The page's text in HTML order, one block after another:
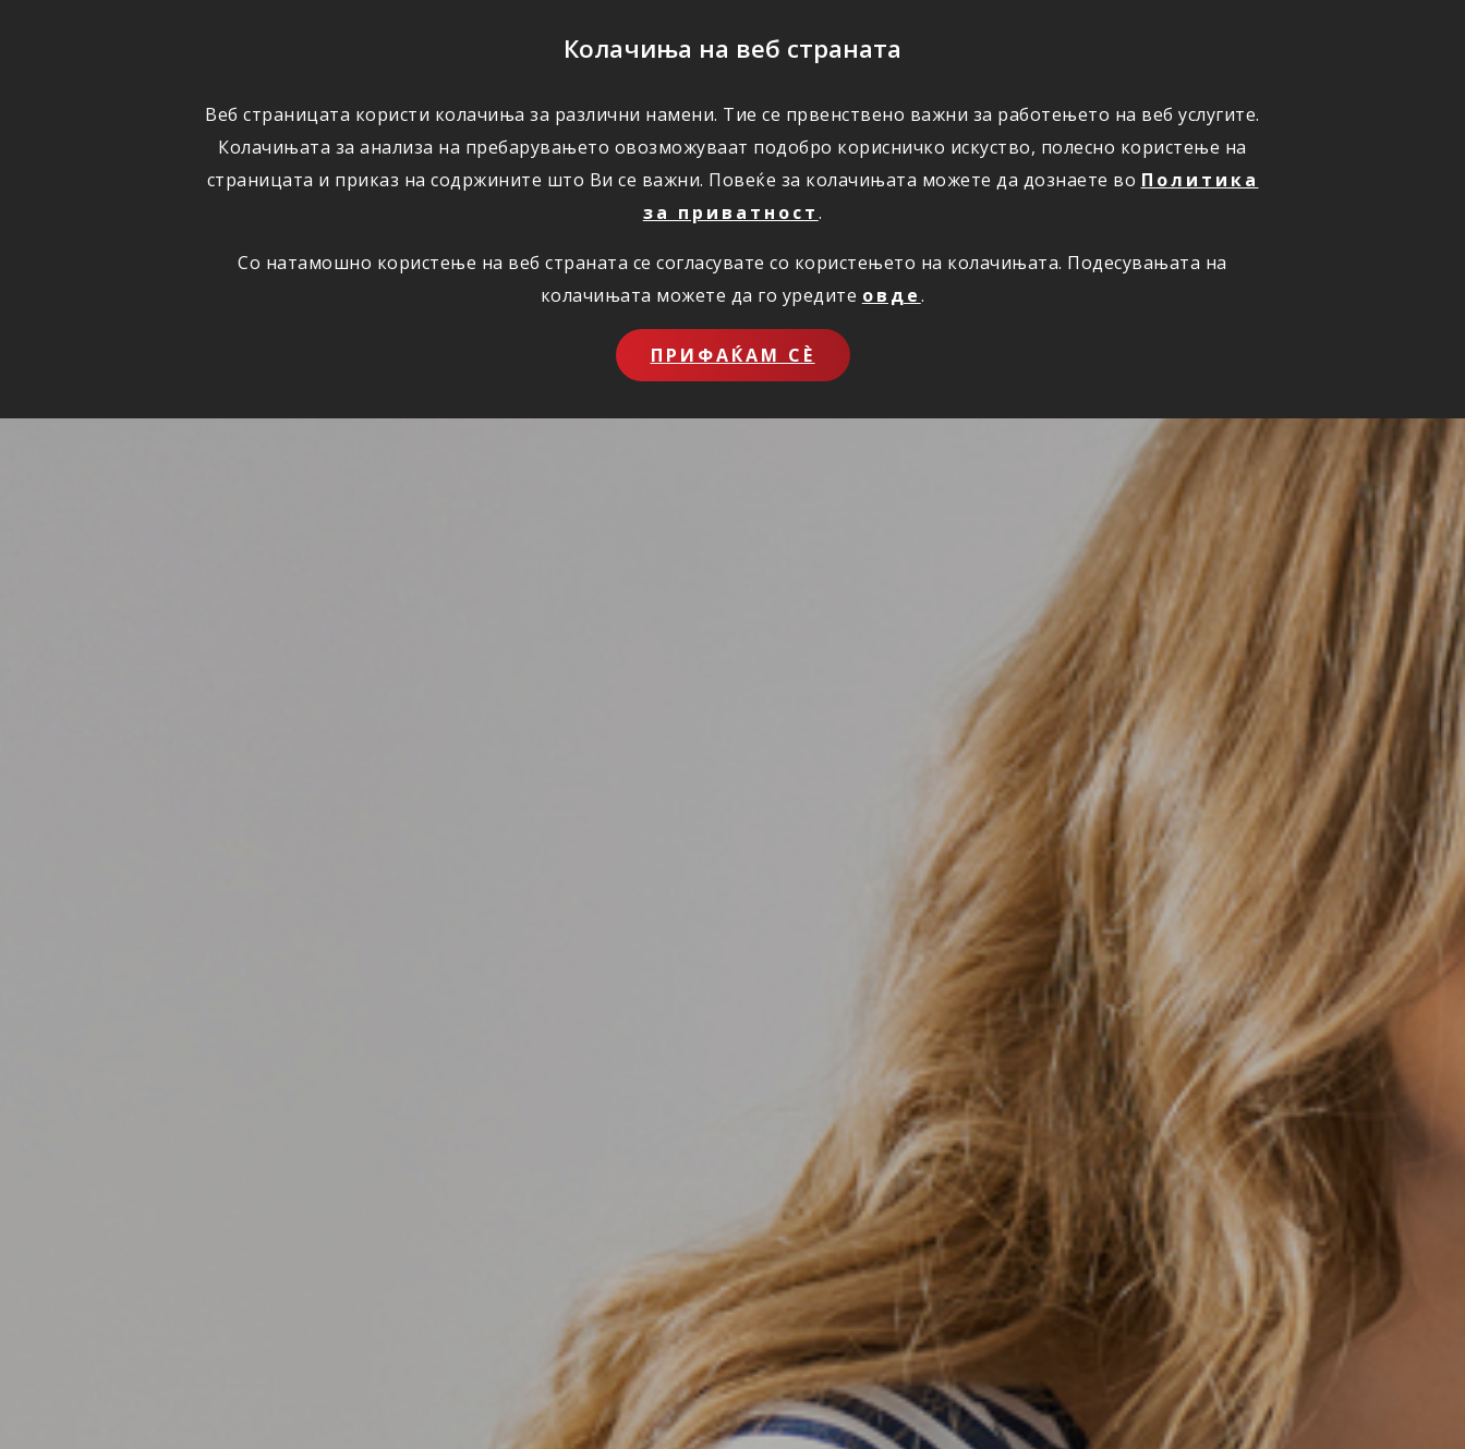
Колачиња на веб страната
Веб страницата користи колачиња за различни намени. Тие се првенствено важни за работењето на веб услугите.
Колачињата за анализа на пребарувањето овозможуваат подобро корисничко искуство, полесно користење на
страницата и приказ на содржините што Ви се важни. Повеќе за колачињата можете да дознаете во Политика
за приватност.
Со натамошно користење на веб страната се согласувате со користењето на колачињата. Подесувањата на
колачињата можете да го уредите овде.
ПРИФАЌАМ СЀ
ОСИГУРУВАЊЕ ШТЕТИ ПОВОЛНОСТИ КОРИСНО ЗА НАС ОНЛАЈН ПРИЈАВИ ШТЕТА